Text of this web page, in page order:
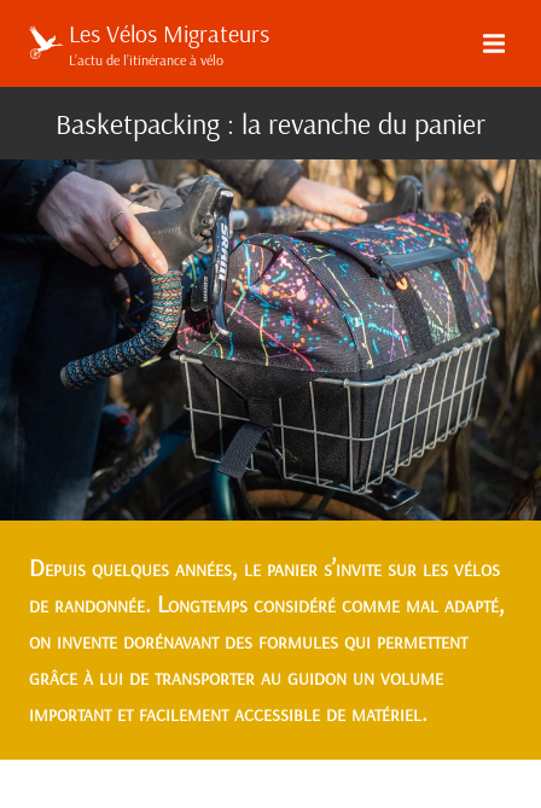
Les Vélos Migrateurs
L’actu de l’itinérance à vélo
Basketpacking : la revanche du panier
Depuis quelques années, le panier s’invite sur les vélos
de randonnée. Longtemps considéré comme mal adapté,
on invente dorénavant des formules qui permettent
grâce à lui de transporter au guidon un volume
important et facilement accessible de matériel.